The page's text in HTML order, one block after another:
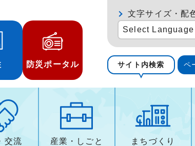
防災ポータル
文字サイズ・配
Select Language
サイト内検索 ペ
交流 産業・しごと まちづくり